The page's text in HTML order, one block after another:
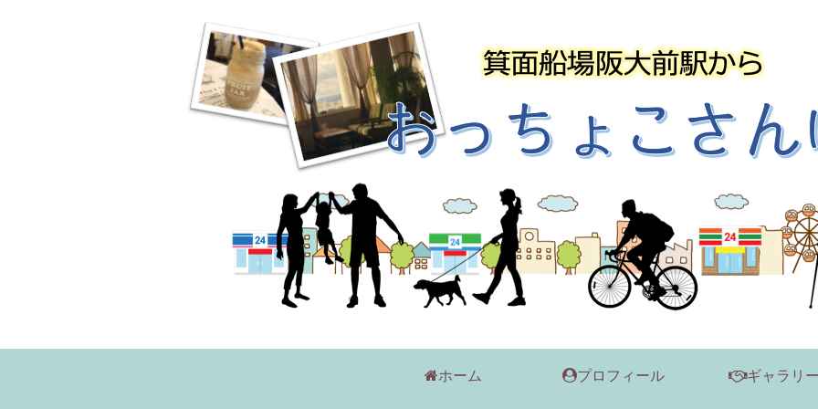
ホーム プロフィール ギャラリ